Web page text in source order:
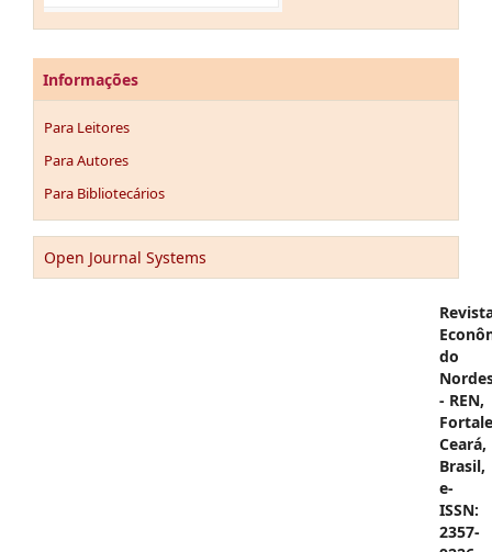
Informações
Para Leitores
Para Autores
Para Bibliotecários
Open Journal Systems
do
- REN,
Ceará,
Brasil,
e-
ISSN:
2357-